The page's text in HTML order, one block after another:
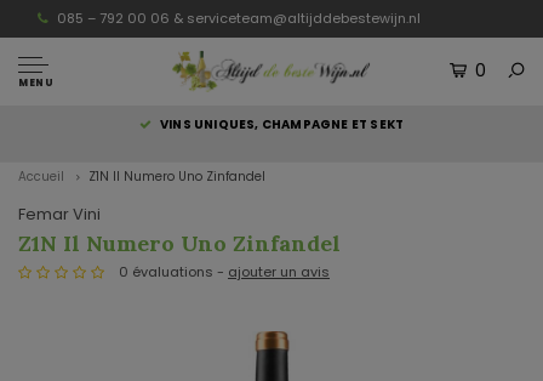
085 – 792 00 06 & serviceteam@altijddebestewijn.nl
MENU
0
VINS UNIQUES, CHAMPAGNE ET SEKT
Accueil Z1N Il Numero Uno Zinfandel
Femar Vini
Z1N Il Numero Uno Zinfandel
0 évaluations - ajouter un avis